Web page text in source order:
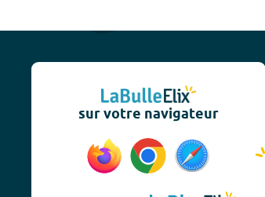
sur votre navigateur